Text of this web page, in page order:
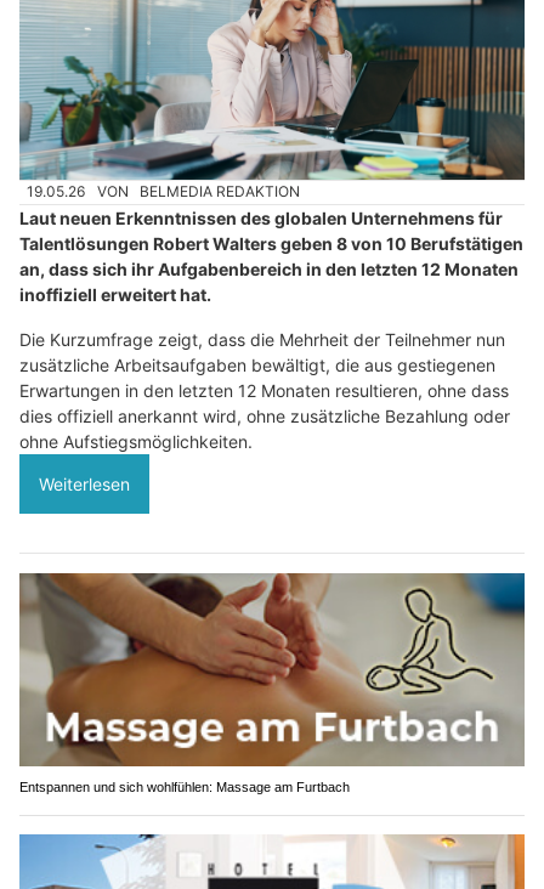
19.05.26 VON BELMEDIA REDAKTION
Laut neuen Erkenntnissen des globalen Unternehmens für
Talentlösungen Robert Walters geben 8 von 10 Berufstätigen
an, dass sich ihr Aufgabenbereich in den letzten 12 Monaten
inoffiziell erweitert hat.
Die Kurzumfrage zeigt, dass die Mehrheit der Teilnehmer nun
zusätzliche Arbeitsaufgaben bewältigt, die aus gestiegenen
Erwartungen in den letzten 12 Monaten resultieren, ohne dass
dies offiziell anerkannt wird, ohne zusätzliche Bezahlung oder
ohne Aufstiegsmöglichkeiten.
Weiterlesen
Entspannen und sich wohlfühlen: Massage am Furtbach